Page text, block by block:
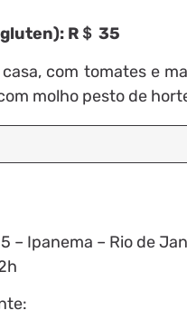
R＄ 35
com tomates e
molho pesto de
– Ipanema – Rio de